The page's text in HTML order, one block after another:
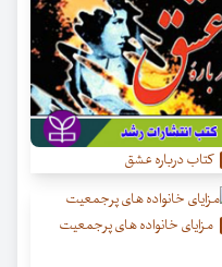
کتاب درباره عشق
مزایای خانواده های پرجمعیت